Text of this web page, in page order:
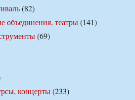
(82)
объединения, театры(141)
(69)
концерты(233)